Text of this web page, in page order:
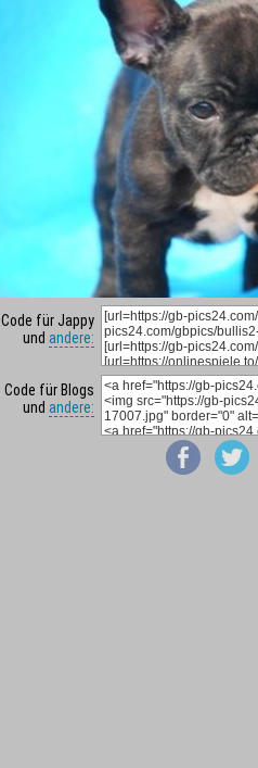
Code für Jappy
und andere:
Code für Blogs
und andere: